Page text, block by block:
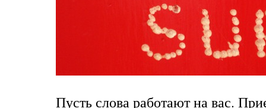
Пусть слова работают на вас.